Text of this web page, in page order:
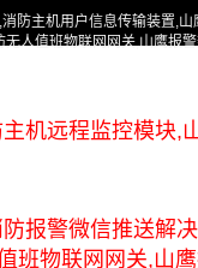
防主机用户信息传输装置,
人值班物联网网关,山鹰报
机远程监控模块,
报警微信推送解
班物联网网关,山